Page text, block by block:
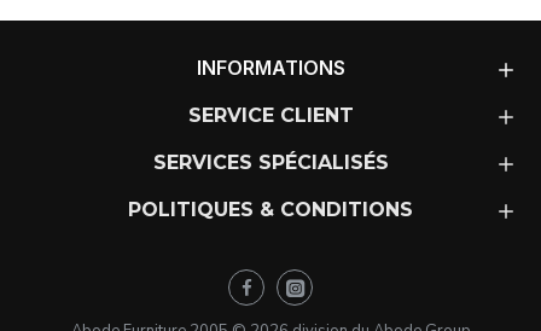
INFORMATIONS
SERVICE CLIENT
SERVICES SPÉCIALISÉS
POLITIQUES & CONDITIONS